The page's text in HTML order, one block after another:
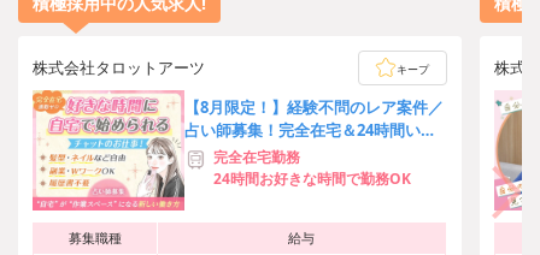
株式会社タロットアーツ キープ
【8月限定！】経験不問のレア案件／
占い師募集！完全在宅＆24時間いつ
でも稼働OK◎Wワーク可能
完全在宅勤務
24時間お好きな時間で勤務OK
募集職種 給与
株式